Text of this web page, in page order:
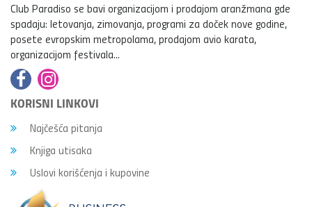
Club Paradiso se bavi organizacijom i prodajom aranžmana gde
spadaju: letovanja, zimovanja, programi za doček nove godine,
posete evropskim metropolama, prodajom avio karata,
organizacijom festivala...
KORISNI LINKOVI
Najčešća pitanja
Knjiga utisaka
Uslovi korišćenja i kupovine